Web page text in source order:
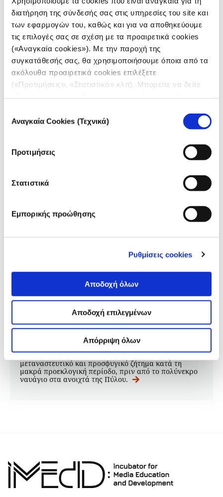
διατήρηση της σύνδεσής σας στις υπηρεσίες του site και
των εφαρμογών του, καθώς και για να αποθηκεύουμε
τις επιλογές σας σε σχέση με τα προαιρετικά cookies
(«Αναγκαία cookies»). Με την παροχή της
συγκατάθεσής σας, θα χρησιμοποιήσουμε όποια από τα
ακόλουθα προαιρετικά cookies επιλέξετε
(«Προτιμήσεις», «Στατιστικά» κλπ). Μπορείτε να δείτε
συγκατάθεσης
Αναγκαία Cookies (Τεχνικά)
Προτιμήσεις
Στατιστικά
Εμπορικής προώθησης
Ρυθμίσεις cookies
Αποδοχή όλων
Αποδοχή επιλεγμένων
Απόρριψη όλων
21.12.2023
Γιώργος Σχοινάς
Οι εικόνες του Σεζάρ Ντεζφούλι λένε τις ιστορίες των
πρωταγωνιστών του προσφυγικού/μεταναστευτικού
ζητήματος στην Ευρώπη. Πίσω από στατιστικές και
αριθμούς, καταγράφουν την ενσωμάτωση μεταναστών
από τη Δυτική Αφρική σε διάφορες χώρες της Γηραιάς
Το μεταναστευτικό στον
προεκλογικό λόγο των πολιτικών
αρχηγών
Αντώνης Γαλανόπουλος
Πώς μίλησαν, αν μίλησαν, οι πολιτικοί αρχηγοί για το
μεταναστευτικό και προσφυγικό ζήτημα κατά τη
μακρά προεκλογική περίοδο, πριν από το πολύνεκρο
ναυάγιο στα ανοιχτά της Πύλου.